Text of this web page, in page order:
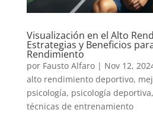
Visualización en el Alto
Estrategias y Beneficios
Rendimiento
por Fausto Alfaro| Nov 12,
alto rendimiento deportivo,
psicología, psicología deportiva,
técnicas de entrenamiento